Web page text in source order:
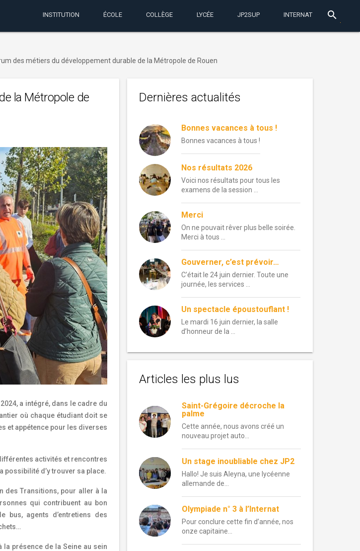
INSTITUTION ÉCOLE COLLÈGE LYCÉE JP2SUP INTERNAT search
des métiers du développement durable de la Métropole de Rouen
la Métropole de
a intégré, dans le cadre du
où chaque étudiant doit se
et appétence pour les diverses
activités et rencontres
possibilité d’y trouver sa place.
des Transitions, pour aller à la
qui contribuent au bon
bus, agents d’entretiens des
la présence de la Seine au sein
Dernières actualités
Bonnes vacances à tous !
Bonnes vacances à tous !
Nos résultats 2026
Voici nos résultats pour tous les
examens de la session …
Merci
On ne pouvait rêver plus belle soirée.
Merci à tous …
Gouverner, c’est prévoir…
C’était le 24 juin dernier. Toute une
journée, les services …
Un spectacle époustouflant !
Le mardi 16 juin dernier, la salle
d’honneur de la …
Articles les plus lus
Saint-Grégoire décroche la
palme
Cette année, nous avons créé un
nouveau projet auto...
Un stage inoubliable chez JP2
Hallo! Je suis Aleyna, une lycéenne
allemande de...
Olympiade n° 3 à l’Internat
Pour conclure cette fin d’année, nos
onze capitaine...